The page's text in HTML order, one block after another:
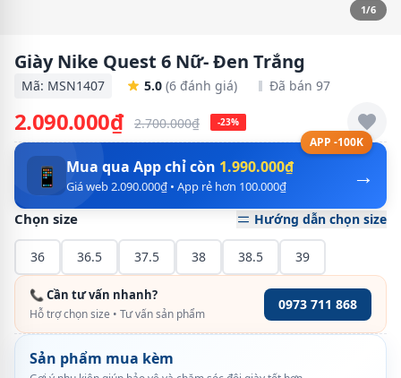
1/6
Giày Nike Quest 6 Nữ- Đen Trắng
Mã: MSN1407 5.0 (6 đánh giá) Đã bán 97
2.090.000₫ 2.700.000₫ -23%
APP -100K
→
📱 Mua qua App chỉ còn 1.990.000₫
Giá web 2.090.000₫ • App rẻ hơn 100.000₫
Chọn size Hướng dẫn chọn size
36 36.5 37.5 38 38.5 39
📞 Cần tư vấn nhanh?
Hỗ trợ chọn size • Tư vấn sản phẩm
0973 711 868
Sản phẩm mua kèm